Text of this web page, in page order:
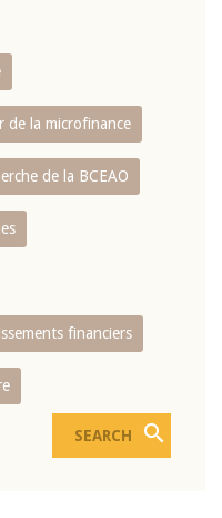
de la microfinance
de la BCEAO
financiers